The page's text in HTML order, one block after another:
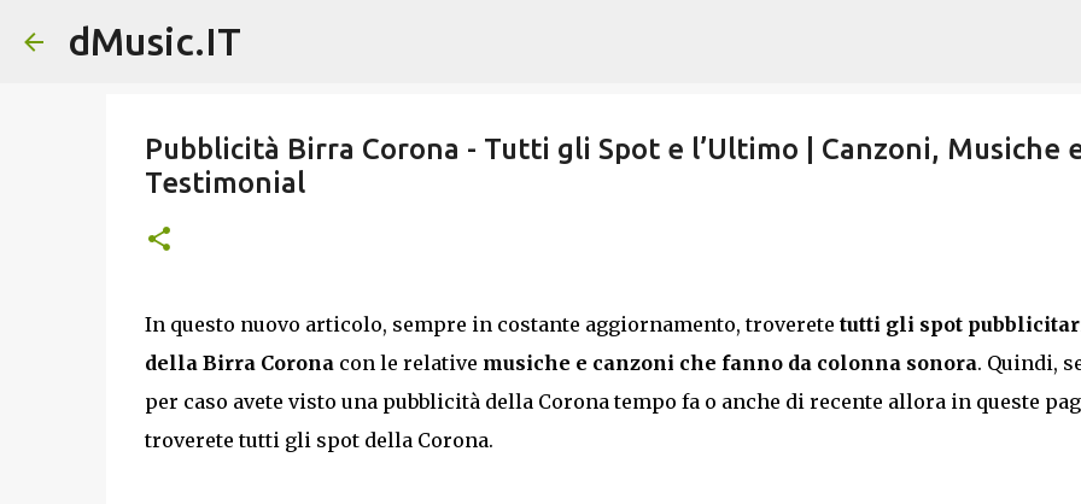
dMusic.IT
Pubblicità Birra Corona - Tutti gli Spot e l’Ultimo | Canzoni, Musiche
Testimonial
In questo nuovo articolo, sempre in costante aggiornamento, troverete tutti gli spot
della Birra Coronacon le relative musiche e canzoni che fanno da colonna sonora. Quindi,
per caso avete visto una pubblicità della Corona tempo fa o anche di recente allora in queste
troverete tutti gli spot della Corona.